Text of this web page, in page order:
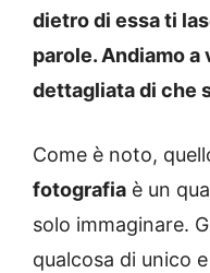
dietro di essa ti
parole. Andiamo a
dettagliata di che
Come è noto,
fotografia è un
solo immaginare.
qualcosa di unico